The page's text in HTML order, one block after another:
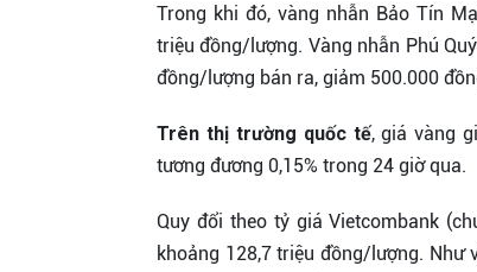
Trong khi đó, vàng nhẫn Bảo Tín
triệu đồng/lượng. Vàng nhẫn Phú
đồng/lượng bán ra, giảm 500.000
Trên thị trường quốc tế, giá vàng
tương đương 0,15% trong 24 giờ qua.
Quy đổi theo tỷ giá Vietcombank
khoảng 128,7 triệu đồng/lượng. Như